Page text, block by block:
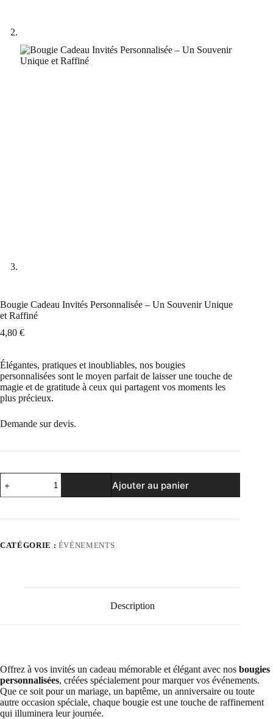
Bougie Cadeau Invités Personnalisée – Un Souvenir Unique
et Raffiné
4,80 €
Élégantes, pratiques et inoubliables, nos bougies
personnalisées sont le moyen parfait de laisser une touche de
magie et de gratitude à ceux qui partagent vos moments les
plus précieux.
Demande sur devis.
de
Bougie
Un
Ajouter au panier
CATÉGORIE : ÉVÈNEMENTS
Description
Offrez à vos invités un cadeau mémorable et élégant avec nos bougies
personnalisées, créées spécialement pour marquer vos événements.
Que ce soit pour un mariage, un baptême, un anniversaire ou toute
autre occasion spéciale, chaque bougie est une touche de raffinement
qui illuminera leur journée.